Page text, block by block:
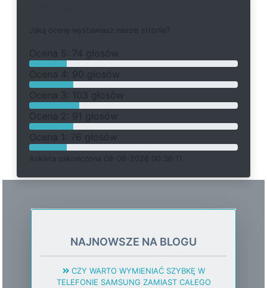
a ą a a a
O
a 5: 74 głosów
O
a 4: 90 głosów
O
a 3: 103 głosów
O
a 2: 91 głosów
O
a 1: 76 głosów
Ankieta a a 08-08-2026 00:36:11
NAJNOWSZE NA BLOGU
CZY WARTO WYMIENIAĆ SZYBKĘ W
TELEFONIE SAMSUNG ZAMIAST CAŁEGO